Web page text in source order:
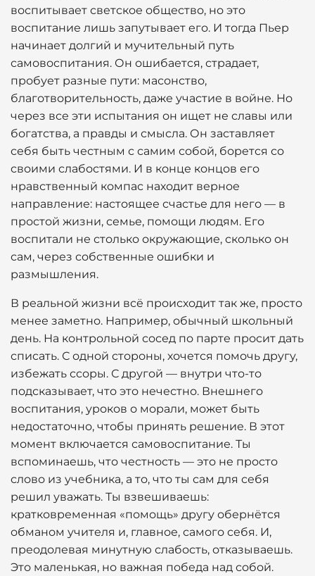
воспитывает светское общество, но это
воспитание лишь запутывает его. И тогда Пьер
начинает долгий и мучительный путь
самовоспитания. Он ошибается, страдает,
пробует разные пути: масонство,
благотворительность, даже участие в войне. Но
через все эти испытания он ищет не славы или
богатства, а правды и смысла. Он заставляет
себя быть честным с самим собой, борется со
своими слабостями. И в конце концов его
нравственный компас находит верное
направление: настоящее счастье для него — в
простой жизни, семье, помощи людям. Его
воспитали не столько окружающие, сколько он
сам, через собственные ошибки и
размышления.
В реальной жизни всё происходит так же, просто
менее заметно. Например, обычный школьный
день. На контрольной сосед по парте просит дать
списать. С одной стороны, хочется помочь другу,
избежать ссоры. С другой — внутри что-то
подсказывает, что это нечестно. Внешнего
воспитания, уроков о морали, может быть
недостаточно, чтобы принять решение. В этот
момент включается самовоспитание. Ты
вспоминаешь, что честность — это не просто
слово из учебника, а то, что ты сам для себя
решил уважать. Ты взвешиваешь:
кратковременная «помощь» другу обернётся
обманом учителя и, главное, самого себя. И,
преодолевая минутную слабость, отказываешь.
Это маленькая, но важная победа над собой.